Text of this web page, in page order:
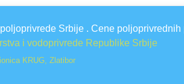
Srbije . Cene poljoprivrednih
i vodoprivrede Republike Srbije
KRUG, Zlatibor